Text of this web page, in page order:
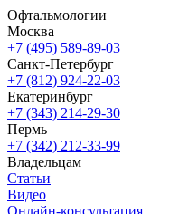
Офтальмологии
Москва
+7 (495) 589-89-03
Санкт-Петербург
+7 (812) 924-22-03
Екатеринбург
+7 (343) 214-29-30
Пермь
+7 (342) 212-33-99
Владельцам
Статьи
Видео
Онлайн-консультация